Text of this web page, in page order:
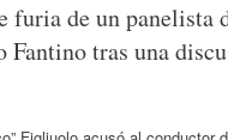
furia de un panelista
Fantino tras una